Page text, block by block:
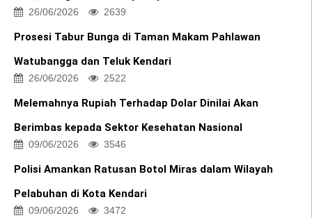
26/06/2026 2639
Prosesi Tabur Bunga di Taman Makam Pahlawan
Watubangga dan Teluk Kendari
26/06/2026 2522
Melemahnya Rupiah Terhadap Dolar Dinilai Akan
Berimbas kepada Sektor Kesehatan Nasional
09/06/2026 3546
Polisi Amankan Ratusan Botol Miras dalam Wilayah
Pelabuhan di Kota Kendari
09/06/2026 3472